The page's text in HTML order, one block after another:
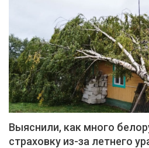
Выяснили, как много
страховку из-за летнего